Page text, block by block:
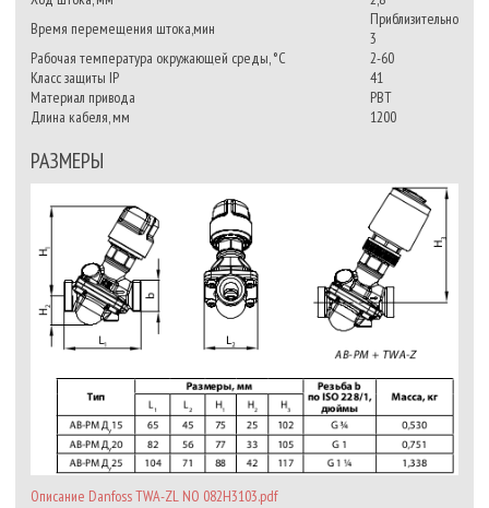
Время перемещения штока,мин
Приблизительно
3
Рабочая температура окружающей среды, °C
2-60
Класс защиты IP
41
Материал привода
PBT
Длина кабеля, мм
1200
РАЗМЕРЫ
Описание Danfoss TWA-ZL NO 082H3103.pdf